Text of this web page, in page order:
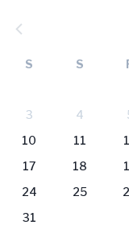
S S
3
4
10
11
17
18
24
25
31